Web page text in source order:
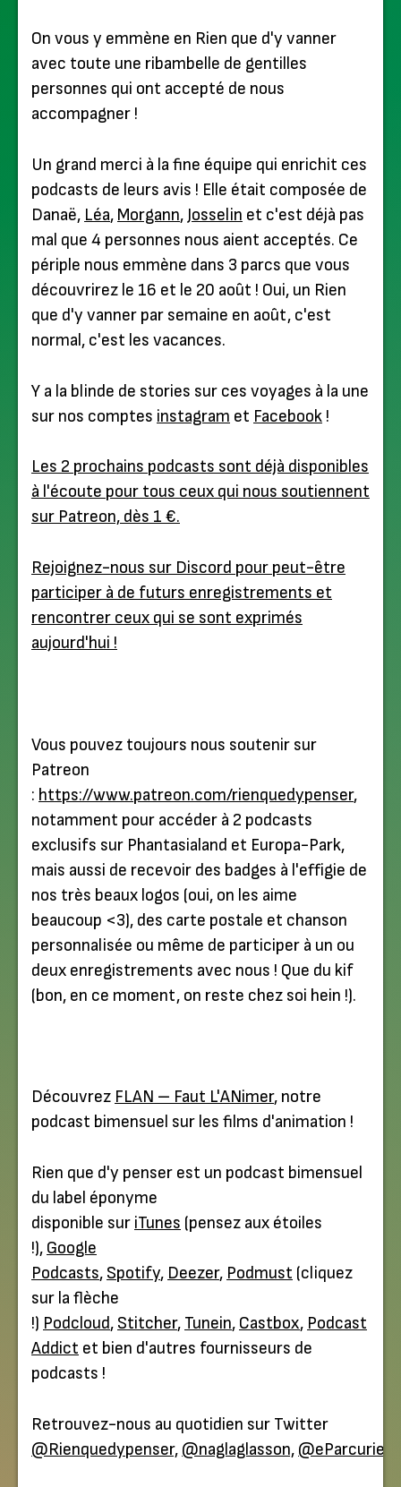
On vous y emmène en Rien que d'y vanner
avec toute une ribambelle de gentilles
personnes qui ont accepté de nous
accompagner !
Un grand merci à la fine équipe qui enrichit ces
podcasts de leurs avis ! Elle était composée de
Danaë, Léa, Morgann, Josselin et c'est déjà pas
mal que 4 personnes nous aient acceptés. Ce
périple nous emmène dans 3 parcs que vous
découvrirez le 16 et le 20 août ! Oui, un Rien
que d'y vanner par semaine en août, c'est
normal, c'est les vacances.
Y a la blinde de stories sur ces voyages à la une
sur nos comptes instagram et Facebook !
Les 2 prochains podcasts sont déjà disponibles
à l'écoute pour tous ceux qui nous soutiennent
sur Patreon, dès 1 €.
Rejoignez-nous sur Discord pour peut-être
participer à de futurs enregistrements et
rencontrer ceux qui se sont exprimés
aujourd'hui !
Vous pouvez toujours nous soutenir sur
Patreon
: https://www.patreon.com/rienquedypenser,
notamment pour accéder à 2 podcasts
exclusifs sur Phantasialand et Europa-Park,
mais aussi de recevoir des badges à l'effigie de
nos très beaux logos (oui, on les aime
beaucoup <3), des carte postale et chanson
personnalisée ou même de participer à un ou
deux enregistrements avec nous ! Que du kif
(bon, en ce moment, on reste chez soi hein !).
Découvrez FLAN – Faut L'ANimer, notre
podcast bimensuel sur les films d'animation !
Rien que d'y penser est un podcast bimensuel
du label éponyme
disponible sur iTunes (pensez aux étoiles
!), Google
Podcasts, Spotify, Deezer, Podmust (cliquez
sur la flèche
!) Podcloud, Stitcher, Tunein, Castbox, Podcast
Addict et bien d'autres fournisseurs de
podcasts !
Retrouvez-nous au quotidien sur Twitter
@Rienquedypenser, @naglaglasson, @eParcurien